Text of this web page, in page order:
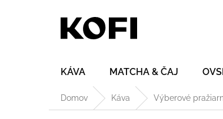
KÁVA MATCHA & ČAJ
Domov Káva Výberové